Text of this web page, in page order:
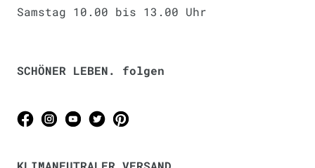
Samstag 10.00 bis 13.00 Uhr
SCHÖNER LEBEN. folgen